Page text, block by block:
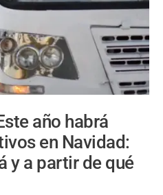
año habrá
en Navidad:
y a partir de qué